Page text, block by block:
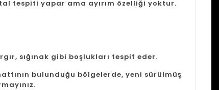
tespiti yapar ama ayırım özelliği yoktur.
sığınak gibi boşlukları tespit eder.
bulunduğu bölgelerde, yeni sürülmüş